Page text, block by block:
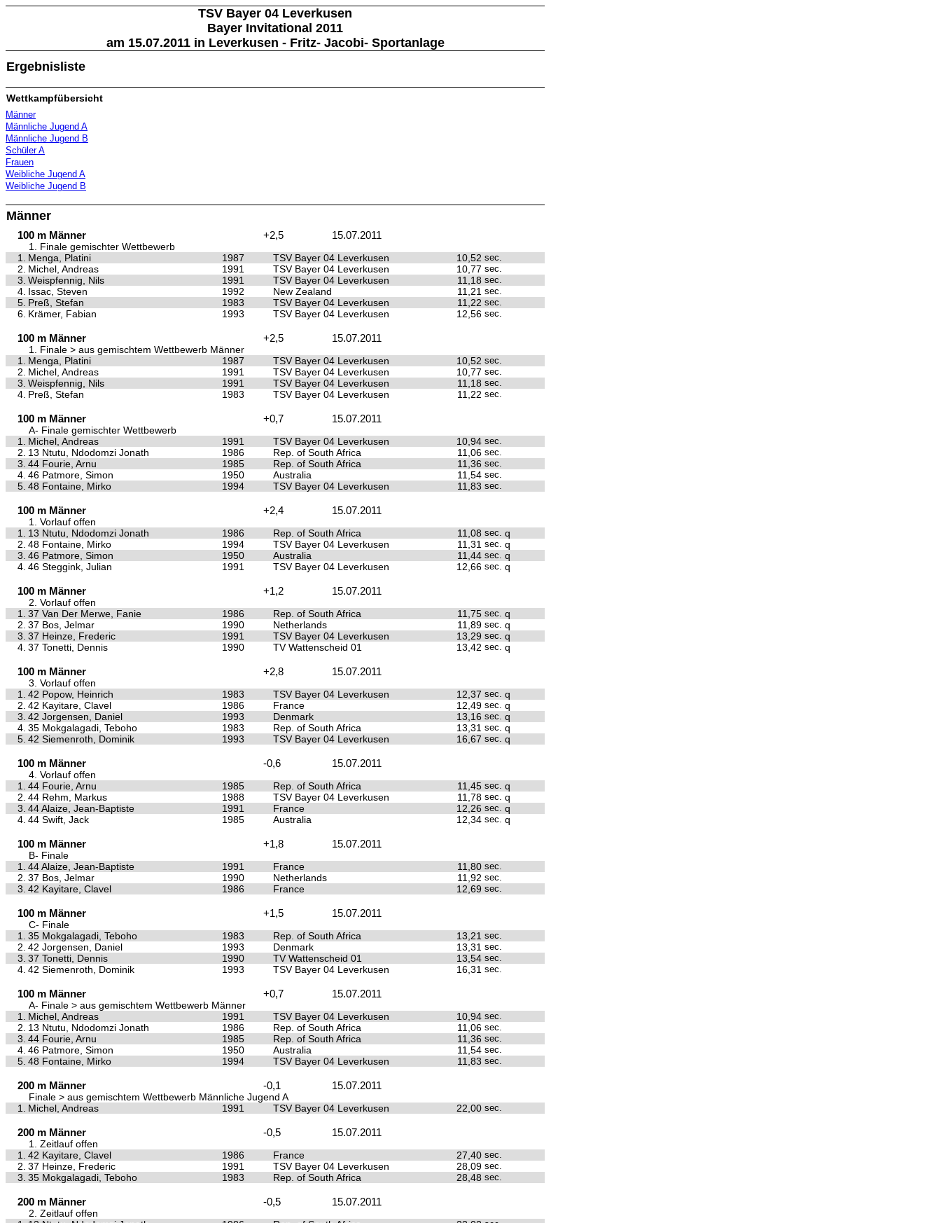
TSV Bayer 04 Leverkusen
Bayer Invitational 2011
am 15.07.2011 in Leverkusen - Fritz- Jacobi- Sportanlage
Ergebnisliste
Wettkampfübersicht
Männer
Männliche Jugend A
Männliche Jugend B
Schüler A
Frauen
Weibliche Jugend A
Weibliche Jugend B
Männer
100 m Männer +2,5 15.07.2011
1. Finale gemischter Wettbewerb
1.
Menga, Platini 1987 TSV Bayer 04 Leverkusen 10,52 sec.
2. Michel, Andreas 1991 TSV Bayer 04 Leverkusen 10,77 sec.
3. Weispfennig, Nils 1991 TSV Bayer 04 Leverkusen 11,18 sec.
4. Issac, Steven 1992 New Zealand 11,21 sec.
5. Preß, Stefan 1983 TSV Bayer 04 Leverkusen 11,22 sec.
6. Krämer, Fabian 1993 TSV Bayer 04 Leverkusen 12,56 sec.
100 m Männer +2,5 15.07.2011
1. Finale > aus gemischtem Wettbewerb Männer
1.
Menga, Platini 1987 TSV Bayer 04 Leverkusen 10,52 sec.
2. Michel, Andreas 1991 TSV Bayer 04 Leverkusen 10,77 sec.
3. Weispfennig, Nils 1991 TSV Bayer 04 Leverkusen 11,18 sec.
4. Preß, Stefan 1983 TSV Bayer 04 Leverkusen 11,22 sec.
100 m Männer +0,7 15.07.2011
A- Finale gemischter Wettbewerb
1.
Michel, Andreas 1991 TSV Bayer 04 Leverkusen 10,94 sec.
2. 13 Ntutu, Ndodomzi Jonath 1986 Rep. of South Africa 11,06 sec.
3. 44 Fourie, Arnu 1985 Rep. of South Africa 11,36 sec.
4. 46 Patmore, Simon 1950 Australia 11,54 sec.
5. 48 Fontaine, Mirko 1994 TSV Bayer 04 Leverkusen 11,83 sec.
100 m Männer +2,4 15.07.2011
1. Vorlauf offen
1.
13 Ntutu, Ndodomzi Jonath 1986 Rep. of South Africa 11,08 sec. q
2. 48 Fontaine, Mirko 1994 TSV Bayer 04 Leverkusen 11,31 sec. q
3. 46 Patmore, Simon 1950 Australia 11,44 sec. q
4. 46 Steggink, Julian 1991 TSV Bayer 04 Leverkusen 12,66 sec. q
100 m Männer +1,2 15.07.2011
2. Vorlauf offen
1.
37 Van Der Merwe, Fanie 1986 Rep. of South Africa 11,75 sec. q
2. 37 Bos, Jelmar 1990 Netherlands 11,89 sec. q
3. 37 Heinze, Frederic 1991 TSV Bayer 04 Leverkusen 13,29 sec. q
4. 37 Tonetti, Dennis 1990 TV Wattenscheid 01 13,42 sec. q
100 m Männer +2,8 15.07.2011
3. Vorlauf offen
1.
42 Popow, Heinrich 1983 TSV Bayer 04 Leverkusen 12,37 sec. q
2. 42 Kayitare, Clavel 1986 France 12,49 sec. q
3. 42 Jorgensen, Daniel 1993 Denmark 13,16 sec. q
4. 35 Mokgalagadi, Teboho 1983 Rep. of South Africa 13,31 sec. q
5. 42 Siemenroth, Dominik 1993 TSV Bayer 04 Leverkusen 16,67 sec. q
100 m Männer -0,6 15.07.2011
4. Vorlauf offen
1.
44 Fourie, Arnu 1985 Rep. of South Africa 11,45 sec. q
2. 44 Rehm, Markus 1988 TSV Bayer 04 Leverkusen 11,78 sec. q
3. 44 Alaize, Jean-Baptiste 1991 France 12,26 sec. q
4. 44 Swift, Jack 1985 Australia 12,34 sec. q
100 m Männer +1,8 15.07.2011
B- Finale
1.
44 Alaize, Jean-Baptiste 1991 France 11,80 sec.
2. 37 Bos, Jelmar 1990 Netherlands 11,92 sec.
3. 42 Kayitare, Clavel 1986 France 12,69 sec.
100 m Männer +1,5 15.07.2011
C- Finale
1.
35 Mokgalagadi, Teboho 1983 Rep. of South Africa 13,21 sec.
2. 42 Jorgensen, Daniel 1993 Denmark 13,31 sec.
3. 37 Tonetti, Dennis 1990 TV Wattenscheid 01 13,54 sec.
4. 42 Siemenroth, Dominik 1993 TSV Bayer 04 Leverkusen 16,31 sec.
100 m Männer +0,7 15.07.2011
A- Finale > aus gemischtem Wettbewerb Männer
1.
Michel, Andreas 1991 TSV Bayer 04 Leverkusen 10,94 sec.
2. 13 Ntutu, Ndodomzi Jonath 1986 Rep. of South Africa 11,06 sec.
3. 44 Fourie, Arnu 1985 Rep. of South Africa 11,36 sec.
4. 46 Patmore, Simon 1950 Australia 11,54 sec.
5. 48 Fontaine, Mirko 1994 TSV Bayer 04 Leverkusen 11,83 sec.
200 m Männer -0,1 15.07.2011
Finale > aus gemischtem Wettbewerb Männliche Jugend A
1.
Michel, Andreas 1991 TSV Bayer 04 Leverkusen 22,00 sec.
200 m Männer -0,5 15.07.2011
1. Zeitlauf offen
1.
42 Kayitare, Clavel 1986 France 27,40 sec.
2. 37 Heinze, Frederic 1991 TSV Bayer 04 Leverkusen 28,09 sec.
3. 35 Mokgalagadi, Teboho 1983 Rep. of South Africa 28,48 sec.
200 m Männer -0,5 15.07.2011
2. Zeitlauf offen